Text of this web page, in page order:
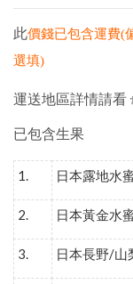
此價錢已包含運費(
選填)
運送地區詳情請看
已包含生果
1. 日本露地水
2. 日本黃金水
3. 日本長野/山